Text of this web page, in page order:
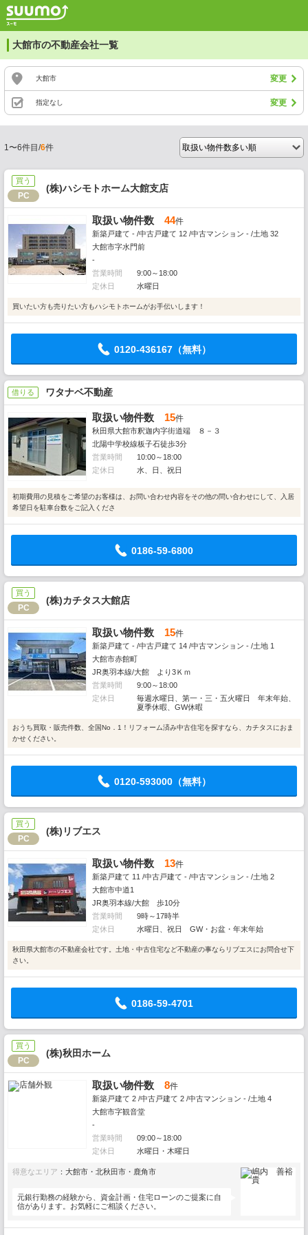
大館市の不動産会社一覧
大館市 変更
指定なし 変更
1〜6件目/6件
買う
PC
(株)ハシモトホーム大館支店
取扱い物件数 44件
新築戸建て - /中古戸建て 12 /中古マンション - /土地 32
大館市字水門前
-
営業時間
9:00～18:00
定休日
水曜日
買いたい方も売りたい方もハシモトホームがお手伝いします！
0120-436167（無料）
借りる ワタナベ不動産
取扱い物件数 15件
秋田県大館市釈迦内字街道端 ８－３
北陽中学校線板子石徒歩3分
営業時間
10:00～18:00
定休日
水、日、祝日
初期費用の見積をご希望のお客様は、お問い合わせ内容をその他の問い合わせにして、入居
希望日を駐車台数をご記入くださ
0186-59-6800
買う
PC
(株)カチタス大館店
取扱い物件数 15件
新築戸建て - /中古戸建て 14 /中古マンション - /土地 1
大館市赤館町
JR奥羽本線/大館 より3Ｋｍ
営業時間
9:00～18:00
定休日
毎週水曜日、第一・三・五火曜日 年末年始、
夏季休暇、GW休暇
おうち買取・販売件数、全国No．1！リフォーム済み中古住宅を探すなら、カチタスにおま
かせください。
0120-593000（無料）
買う
PC
(株)リブエス
取扱い物件数 13件
新築戸建て 11 /中古戸建て - /中古マンション - /土地 2
大館市中道1
JR奥羽本線/大館 歩10分
営業時間
9時～17時半
定休日
水曜日、祝日 GW・お盆・年末年始
秋田県大館市の不動産会社です。土地・中古住宅など不動産の事ならリブエスにお問合せ下
さい。
0186-59-4701
買う
PC
(株)秋田ホーム
取扱い物件数 8件
新築戸建て 2 /中古戸建て 2 /中古マンション - /土地 4
大館市字観音堂
-
営業時間
09:00～18:00
定休日
水曜日・木曜日
得意なエリア ：大館市・北秋田市・鹿角市
元銀行勤務の経験から、資金計画・住宅ローンのご提案に自
信があります。お気軽にご相談ください。